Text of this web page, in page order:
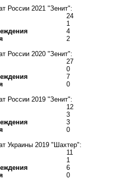
России 2021 "Зенит":
24
1
4
2
России 2020 "Зенит":
27
0
7
0
России 2019 "Зенит":
12
3
3
0
Украины 2019 "Шахтер":
11
1
6
0